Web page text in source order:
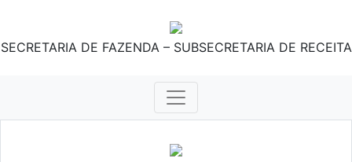
SECRETARIA DE FAZENDA – SUBSECRETARIA DE RECEITA